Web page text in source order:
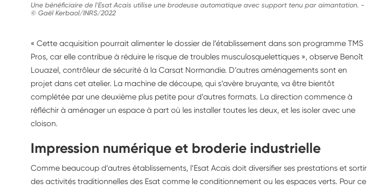
Une bénéficiaire de l'Esat Acais utilise une brodeuse automatique avec support tenu par aimantation. -
© Gaël Kerbaol/INRS/2022
« Cette acquisition pourrait alimenter le dossier de l’établissement dans son programme TMS
Pros, car elle contribue à réduire le risque de troubles musculosquelettiques », observe Benoît
Louazel, contrôleur de sécurité à la Carsat Normandie. D’autres aménagements sont en
projet dans cet atelier. La machine de découpe, qui s’avère bruyante, va être bientôt
complétée par une deuxième plus petite pour d’autres formats. La direction commence à
réfléchir à aménager un espace à part où les installer toutes les deux, et les isoler avec une
cloison.
Impression numérique et broderie industrielle
Comme beaucoup d’autres établissements, l’Esat Acais doit diversifier ses prestations et sortir
des activités traditionnelles des Esat comme le conditionnement ou les espaces verts. Pour ce